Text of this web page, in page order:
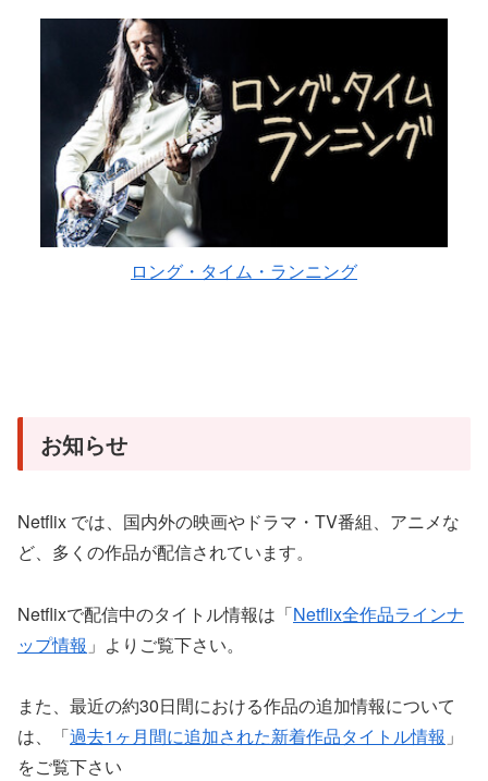
ロング・タイム・ランニング
お知らせ
Netflix では、国内外の映画やドラマ・TV番組、アニメな
ど、多くの作品が配信されています。
Netflixで配信中のタイトル情報は「Netflix全作品ラインナ
ップ情報 」よりご覧下さい。
また、最近の約30日間における作品の追加情報について
は、「過去1ヶ月間に追加された新着作品タイトル情報 」
をご覧下さい